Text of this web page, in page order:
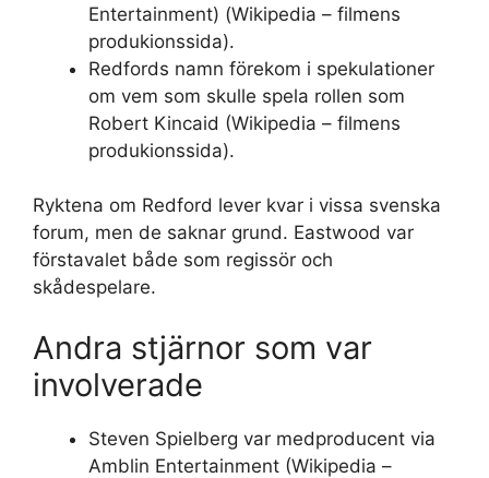
Entertainment) (Wikipedia – filmens
produkionssida).
Redfords namn förekom i spekulationer
om vem som skulle spela rollen som
Robert Kincaid (Wikipedia – filmens
produkionssida).
Ryktena om Redford lever kvar i vissa svenska
forum, men de saknar grund. Eastwood var
förstavalet både som regissör och
skådespelare.
Andra stjärnor som var
involverade
Steven Spielberg var medproducent via
Amblin Entertainment (Wikipedia –